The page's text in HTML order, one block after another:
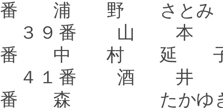
番 浦 野 さとみ
３９番 山
番 中 村 延
４１番 酒
番 森 たかゆ